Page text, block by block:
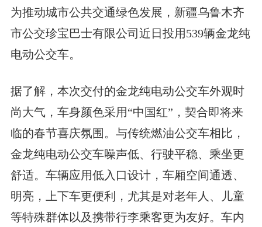
为推动城市公共交通绿色发展，新疆乌鲁木齐
市公交珍宝巴士有限公司近日投用539辆金龙纯
电动公交车。
据了解，本次交付的金龙纯电动公交车外观时
尚大气，车身颜色采用“中国红”，契合即将来
临的春节喜庆氛围。与传统燃油公交车相比，
金龙纯电动公交车噪声低、行驶平稳、乘坐更
舒适。车辆应用低入口设计，车厢空间通透、
明亮，上下车更便利，尤其是对老年人、儿童
等特殊群体以及携带行李乘客更为友好。车内